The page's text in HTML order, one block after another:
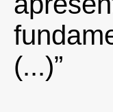
(...)”